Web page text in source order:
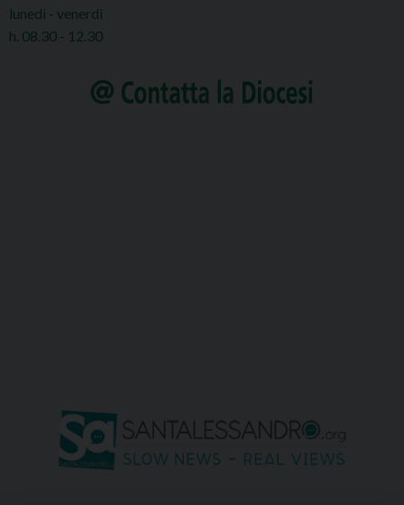
lunedì - venerdì
h. 08.30 - 12.30